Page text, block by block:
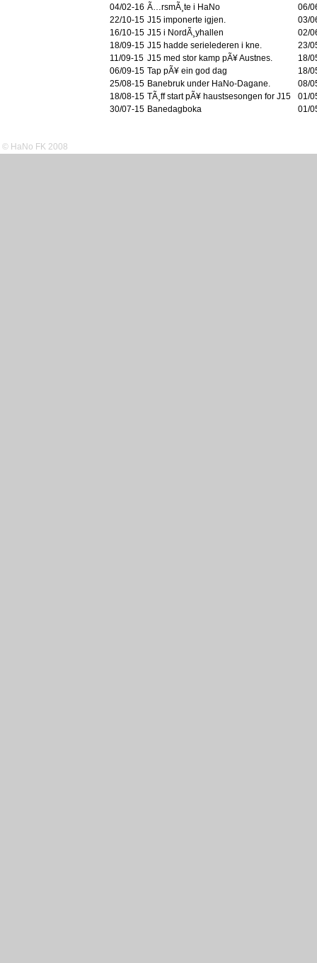
04/02-16 Ã…rsmÃ¸te i HaNo
22/10-15 J15 imponerte igjen.
16/10-15 J15 i NordÃ¸yhallen
18/09-15 J15 hadde serielederen i kne.
11/09-15 J15 med stor kamp pÃ¥ Austnes.
06/09-15 Tap pÃ¥ ein god dag
25/08-15 Banebruk under HaNo-Dagane.
18/08-15 TÃ¸ff start pÃ¥ haustsesongen for J15
30/07-15 Banedagboka
06/
03/
02/
23/
18/
18/
08/
01/
01/
© HaNo FK 2008